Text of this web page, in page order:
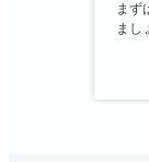
まず
まし